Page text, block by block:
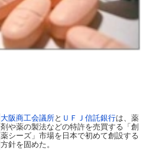
大阪商工会議所と ＵＦＪ信託銀行は、薬
剤や薬の製法などの特許を売買する「創
薬シーズ」市場を日本で初めて創設する
方針を固めた。